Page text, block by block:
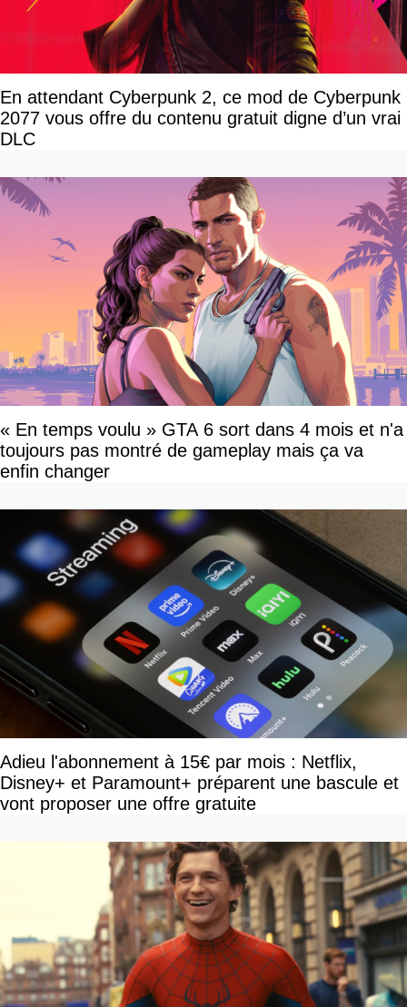
En attendant Cyberpunk 2, ce mod de Cyberpunk
2077 vous offre du contenu gratuit digne d’un vrai
DLC
« En temps voulu » GTA 6 sort dans 4 mois et n'a
toujours pas montré de gameplay mais ça va
enfin changer
Adieu l'abonnement à 15€ par mois : Netflix,
Disney+ et Paramount+ préparent une bascule et
vont proposer une offre gratuite